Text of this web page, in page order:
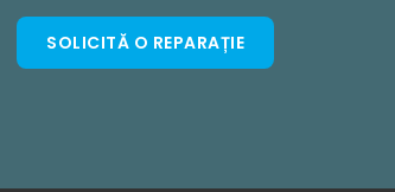
SOLICITĂ O REPARAȚIE